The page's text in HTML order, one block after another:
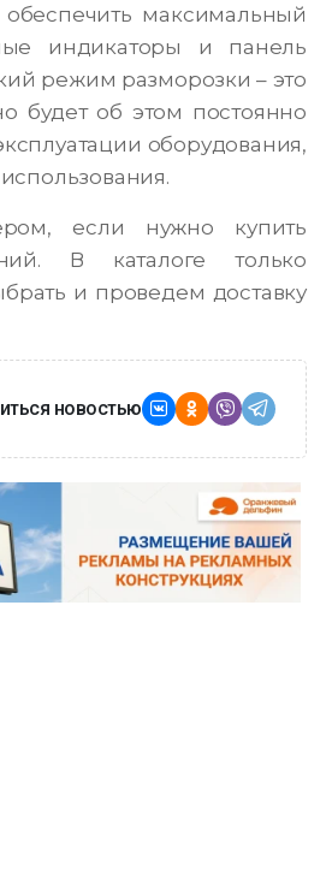
максимальный
индикаторы и панель
режим разморозки – это
будет об этом постоянно
оборудования,
если нужно купить
В каталоге только
и проведем доставку
новостью